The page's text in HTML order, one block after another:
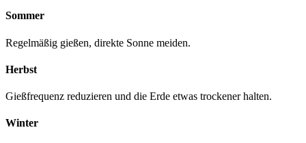
Sommer
Regelmäßig gießen, direkte Sonne meiden.
Herbst
Gießfrequenz reduzieren und die Erde etwas trockener halten.
Winter